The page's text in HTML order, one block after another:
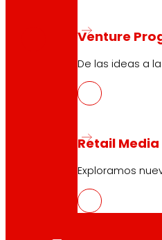
Venture
De las ideas a
Retail Media
Exploramos